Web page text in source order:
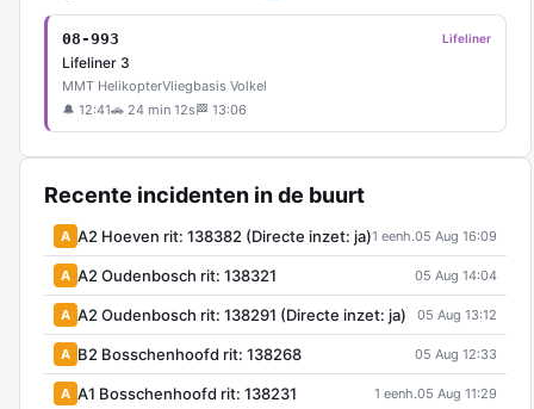
08-993 Lifeliner
Lifeliner 3
MMT HelikopterVliegbasis Volkel
🔔 12:41🚗 24 min 12s 🏁 13:06
Recente incidenten in de buurt
A A2 Hoeven rit: 138382 (Directe inzet: ja)1 eenh.05 Aug 16:09
A A2 Oudenbosch rit: 138321 05 Aug 14:04
A A2 Oudenbosch rit: 138291 (Directe inzet: ja) 05 Aug 13:12
A B2 Bosschenhoofd rit: 138268 05 Aug 12:33
A A1 Bosschenhoofd rit: 138231 1 eenh.05 Aug 11:29